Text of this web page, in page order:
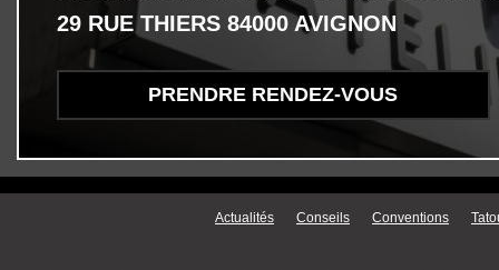
29 RUE THIERS 84000 AVIGNON
PRENDRE RENDEZ-VOUS
Menu secondaire
Actualités Conseils Conventions